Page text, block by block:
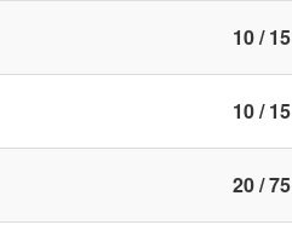
10 / 15
10 / 15
20 / 75